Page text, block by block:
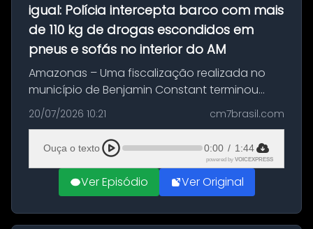
igual: Polícia intercepta barco com mais
de 110 kg de drogas escondidos em
pneus e sofás no interior do AM
Amazonas – Uma fiscalização realizada no
município de Benjamin Constant terminou
com a apreensão de aproximadamente 115
quilos de entorpecentes em uma
embarcação atracada no porto da cidade. O
materia...
20/07/2026 10:21 cm7brasil.com
Ouça o texto 0:00 / 1:44
powered by VOICEXPRESS
Ver Episódio Ver Original